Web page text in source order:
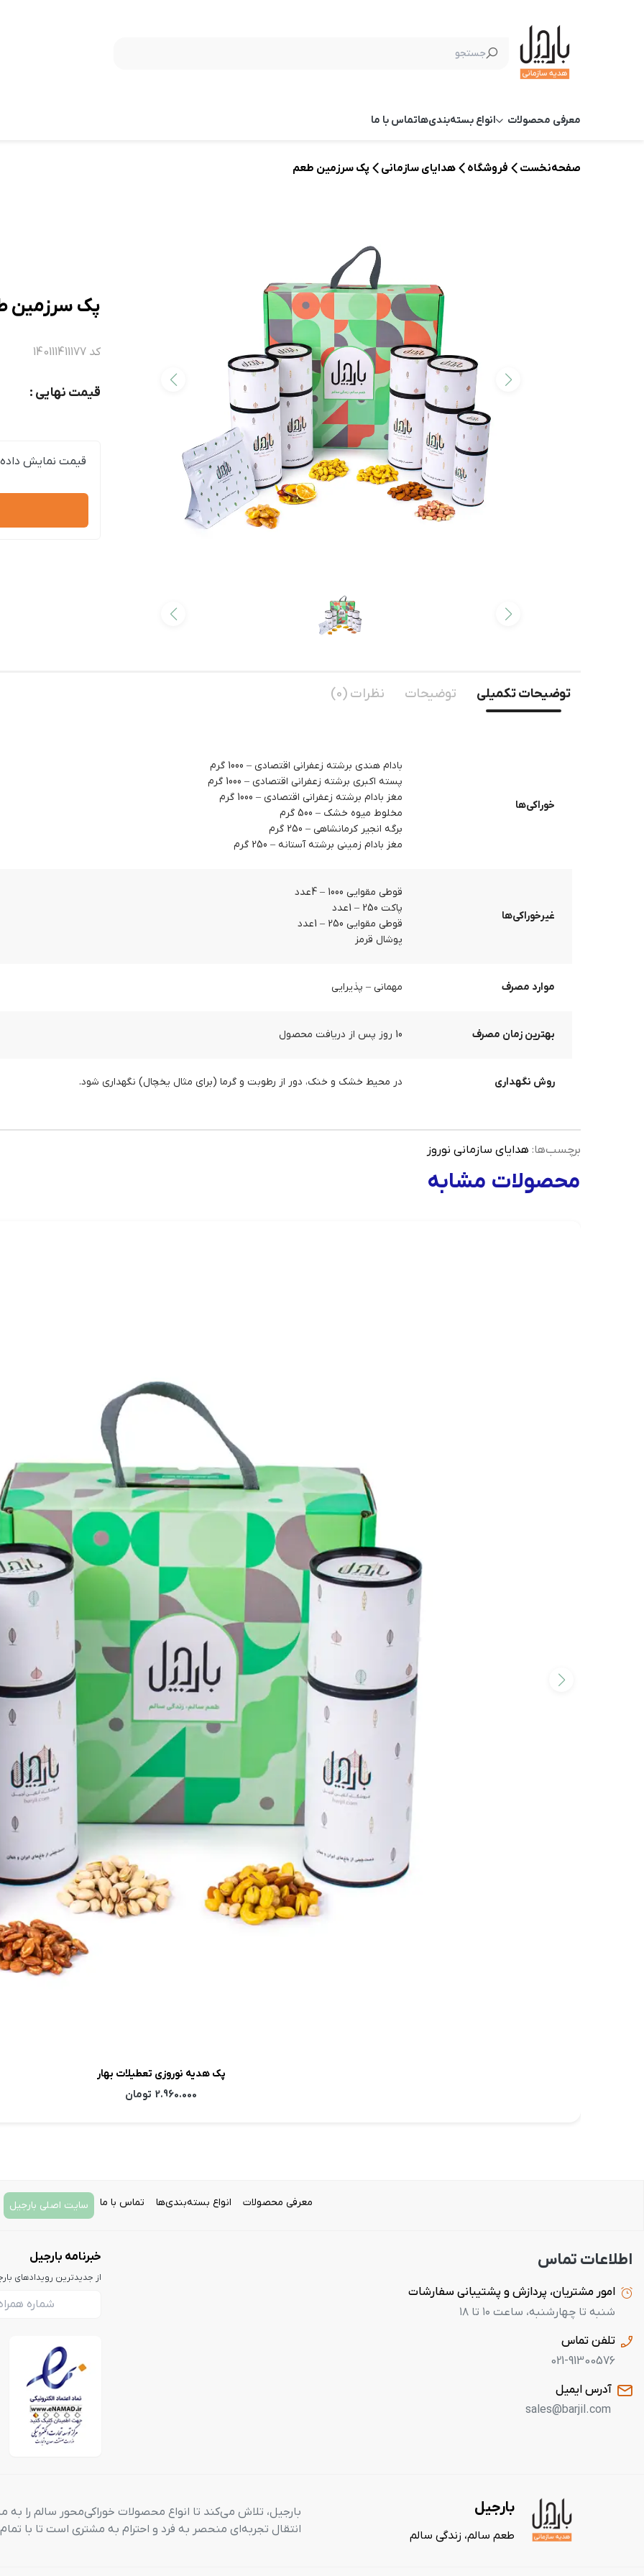
معرفی محصولات انواع بسته‌بندی‌هاتماس با ما
صفحه‌نخست فروشگاه هدایای سازمانی پک سرزمین طعم
پک سرزمین
کد 140111411177
قیمت نهایی :
قیمت نمایش
توضیحات تکمیلی توضیحات نظرات (0)
خوراکی‌ها
بادام هندی برشته زعفرانی اقتصادی – 1000 گرم
پسته اکبری برشته زعفرانی اقتصادی – 1000 گرم
مغز بادام برشته زعفرانی اقتصادی – 1000 گرم
مخلوط میوه خشک – 500 گرم
برگه انجیر کرمانشاهی – 250 گرم
مغز بادام زمینی برشته آستانه – 250 گرم
غیرخوراکی‌ها
قوطی مقوایی 1000 – 4عدد
پاکت 250 – 1عدد
قوطی مقوایی 250 – 1عدد
پوشال قرمز
موارد مصرف مهمانی – پذیرایی
بهترین زمان مصرف 10 روز پس از دریافت محصول
روش نگهداری در محیط خشک و خنک، دور از رطوبت و گرما (برای مثال یخچال) نگهداری شود.
برچسب‌ها: هدایای سازمانی نوروز
محصولات مشابه
پک هدیه نوروزی تعطیلات بهار
2.960.000 تومان
معرفی محصولات انواع بسته‌بندی‌ها تماس با ما سایت اصلی بارجیل
اطلاعات تماس
امور مشتریان، پردازش و پشتیبانی سفارشات
شنبه تا چهارشنبه، ساعت ۱۰ تا ۱۸
تلفن تماس
021-91300576
آدرس ایمیل
sales@barjil.com
خبرنامه بارجیل
از جدیدترین رویدادهای
بارجیل
طعم سالم، زندگی سالم
بارجیل، تلاش می‌کند تا انواع محصولات خوراکی‌محور سالم را
انتقال تجربه‌ای منحصر به فرد و احترام به مشتری است تا با